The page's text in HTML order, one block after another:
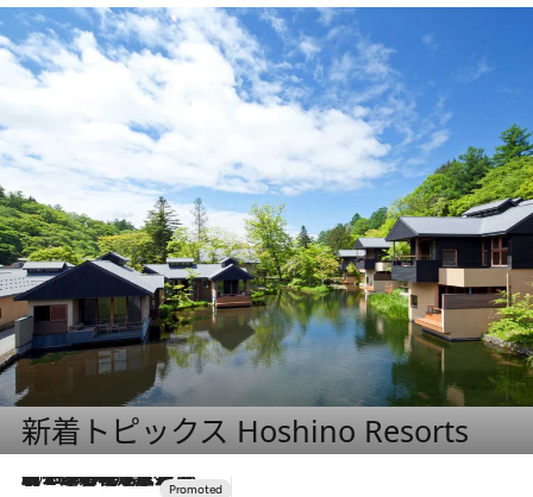
新着トピックス Hoshino Resorts
2026.8.7
【トンボの足水浴】ヒノキの香りに包まれて涼感マックス！約13℃の湧水かけ流しを避暑地「星野温泉 トンボの湯」で体験